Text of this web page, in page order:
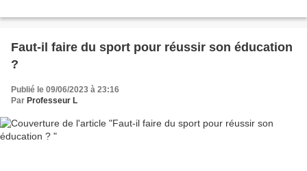
Faut-il faire du sport pour réussir son éducation
?
Publié le 09/06/2023 à 23:16
Par Professeur L